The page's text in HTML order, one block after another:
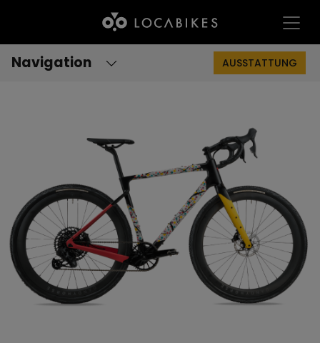
Navigation AUSSTATTUNG